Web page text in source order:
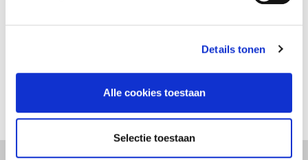
Details tonen
Alle cookies toestaan
Selectie toestaan
Meer info